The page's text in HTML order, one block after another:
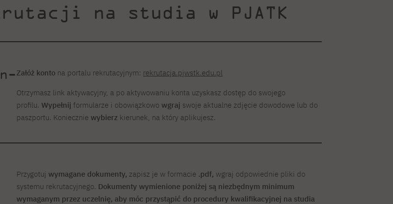
na studia w PJATK
Załóż konto na portalu rekrutacyjnym: rekrutacja.pjwstk.edu.pl
Otrzymasz link aktywacyjny, a po aktywowaniu konta uzyskasz dostęp do swojego
profilu.Wypełnij formularze i obowiązkowowgraj swoje aktualne zdjęcie dowodowe lub do
paszportu. Konieczniewybierz kierunek, na który aplikujesz.
Przygotujwymagane dokumenty,zapisz je w formacie .pdf, wgraj odpowiednie pliki do
systemu rekrutacyjnego. Dokumenty wymienione poniżej są niezbędnym minimum
wymaganym przez uczelnię, aby móc przystąpić do procedury kwalifikacyjnej na studia